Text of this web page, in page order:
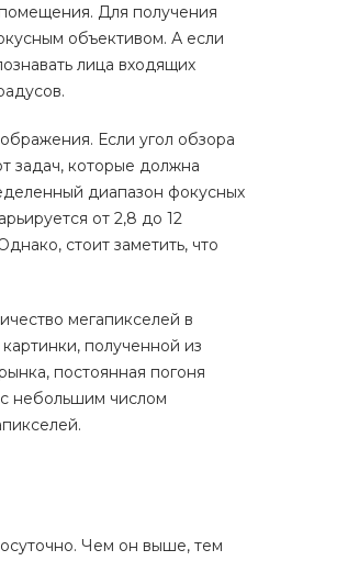
помещения. Для получения
объективом. А если
лица входящих
Если угол обзора
задач, которые должна
диапазон фокусных
от 2,8 до 12
стоит заметить, что
мегапикселей в
полученной из
постоянная погоня
небольшим числом
Чем он выше, тем